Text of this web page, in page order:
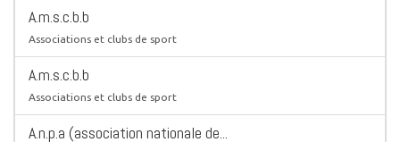
A.m.s.c.b.b
Associations et clubs de sport
A.m.s.c.b.b
Associations et clubs de sport
A.n.p.a (association nationale de...